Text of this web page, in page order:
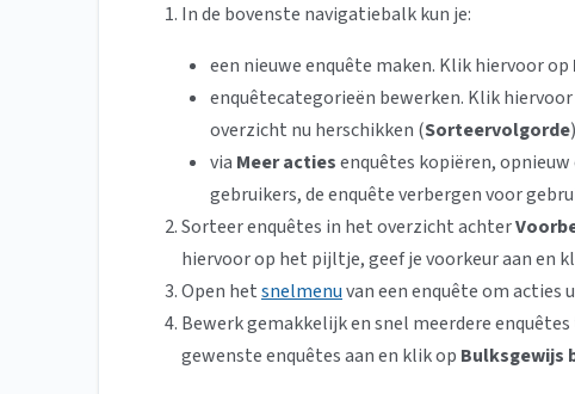
In de bovenste navigatiebalk kun je:
een nieuwe enquête maken. Klik hiervoor op
enquêtecategorieën bewerken. Klik
overzicht nu herschikken (Sorteervolgorde
via Meer actiesenquêtes kopiëren,
gebruikers, de enquête verbergen voor
Sorteer enquêtes in het overzicht achter
hiervoor op het pijltje, geef je voorkeur aan en
Open hetsnelmenuvan een enquête om acties
Bewerk gemakkelijk en snel meerdere
gewenste enquêtes aan en klik op Bulksgewijs